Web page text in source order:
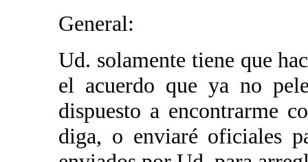
General:
Ud. solamente tiene que
el acuerdo que ya no
dispuesto a encontrarme
diga, o enviaré oficiales